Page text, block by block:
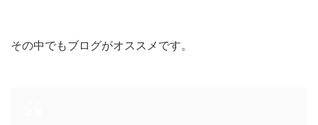
その中でもブログがオススメ です。